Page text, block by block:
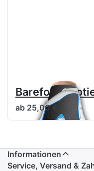
Barefoot
ab 25,00 € *
Informationen
Service, Versand &